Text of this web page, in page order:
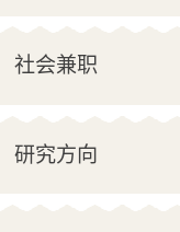
社会兼职
研究方向